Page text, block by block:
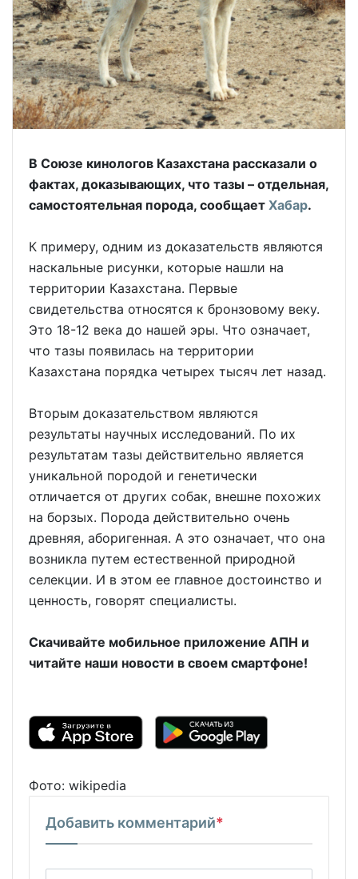
В Союзе кинологов Казахстана рассказали о
фактах, доказывающих, что тазы – отдельная,
самостоятельная порода, сообщает Хабар.
К примеру, одним из доказательств являются
наскальные рисунки, которые нашли на
территории Казахстана. Первые
свидетельства относятся к бронзовому веку.
Это 18-12 века до нашей эры. Что означает,
что тазы появилась на территории
Казахстана порядка четырех тысяч лет назад.
Вторым доказательством являются
результаты научных исследований. По их
результатам тазы действительно является
уникальной породой и генетически
отличается от других собак, внешне похожих
на борзых. Порода действительно очень
древняя, аборигенная. А это означает, что она
возникла путем естественной природной
селекции. И в этом ее главное достоинство и
ценность, говорят специалисты.
Скачивайте мобильное приложение АПН и
читайте наши новости в своем смартфоне!
Фото: wikipedia
Добавить комментарий*